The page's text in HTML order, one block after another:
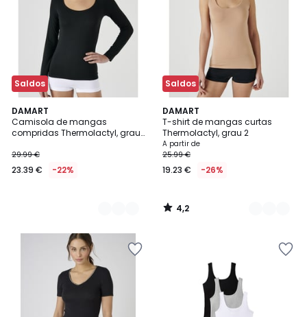
Saldos
DAMART
Camisola de mangas
compridas Thermolactyl, grau
29.99 €
23.39 € -22%
2
Cores
Saldos
DAMART
T-shirt de mangas curtas
Thermolactyl, grau 2
A partir de
25.99 €
19.23 € -26%
4,2
/ 5
2
Cores
4,2
/